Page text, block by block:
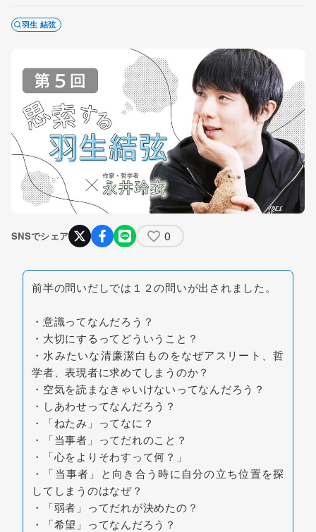
羽生 結弦
SNSでシェア 0
前半の問いだしでは１２の問いが出されました。
・意識ってなんだろう？
・大切にするってどういうこと？
・水みたいな清廉潔白ものをなぜアスリート、哲
学者、表現者に求めてしまうのか？
・空気を読まなきゃいけないってなんだろう？
・しあわせってなんだろう？
・「ねたみ」ってなに？
・「当事者」ってだれのこと？
・「心をよりそわすって何？」
・「当事者」と向き合う時に自分の立ち位置を探
してしまうのはなぜ？
・「弱者」ってだれが決めたの？
・「希望」ってなんだろう？